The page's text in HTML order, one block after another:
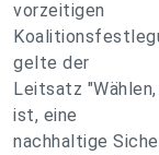
vorzeitigen
gelte der
Leitsatz
ist, eine
nachhaltige